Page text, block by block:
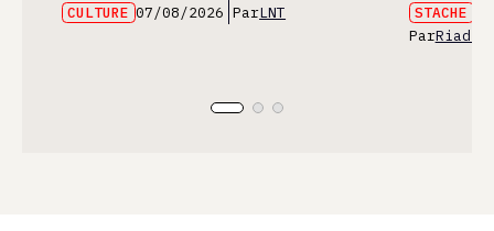
CULTURE 07/08/2026 ParLNT STACHE
ParRiad